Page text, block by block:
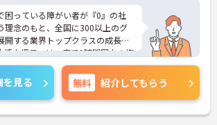
困っている障がい者が『0』の社
理念のもと、全国に300以上のグ
開する業界トップクラスの成長企
活支援員」は、車で1時間圏内の複
担当し、現場支援とパートスタッ
ハイクラスなポジションです。
フリーが完備され、スタッフの身
、広域手当5万円が付与されるこ
を実現しています。年間休日114
を見る 無料 紹介してもらう